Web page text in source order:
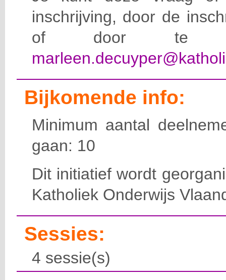
inschrijving, door de
of door te e-
Bijkomende info:
Minimum aantal
gaan: 10
Dit initiatief wordt
Katholiek Onderwijs
Sessies:
4 sessie(s)